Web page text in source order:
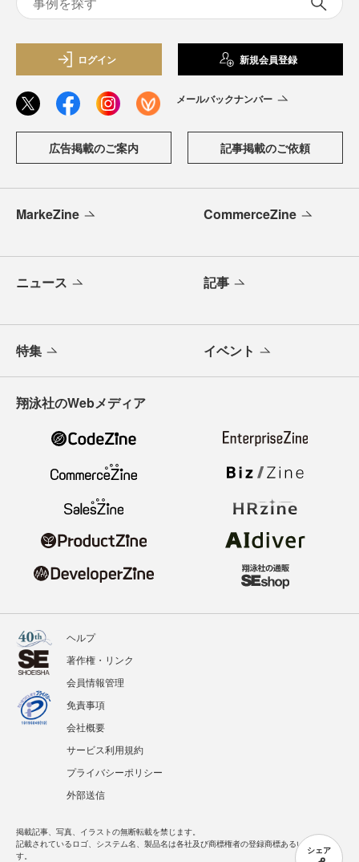
シェア
ログイン 新規会員登録
メールバックナンバー
広告掲載のご案内 記事掲載のご依頼
MarkeZine CommerceZine
ニュース 記事
特集 イベント
翔泳社のWebメディア
ヘルプ
著作権・リンク
会員情報管理
免責事項
会社概要
サービス利用規約
プライバシーポリシー
外部送信
掲載記事、写真、イラストの無断転載を禁じます。
記載されているロゴ、システム名、製品名は各社及び商標権者の登録商標あるいは商標で
す。